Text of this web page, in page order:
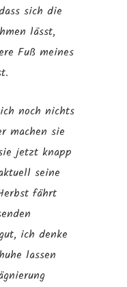
sich die
lässt,
Fuß meines
noch nichts
machen sie
jetzt knapp
seine
fährt
ich denke
lassen